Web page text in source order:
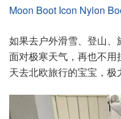
Moon Boot Icon Nylon
如果去户外滑雪、登山、
面对极寒天气，再也不
天去北欧旅行的宝宝，极